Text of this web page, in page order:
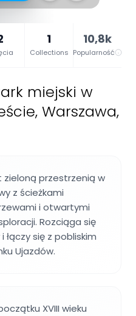
1
Collections
10,8k
Popularność
miejski w
Warszawa,
zieloną przestrzenią w
z ścieżkami
i otwartymi
Rozciąga się
łączy się z pobliskim
Ujazdów.
XVIII wieku